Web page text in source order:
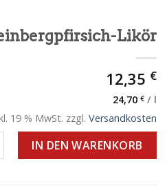
Likör
12,35 €
24,70 € / l
19 % MwSt. zzgl. Versandkosten
Likör Menge
IN DEN WARENKORB